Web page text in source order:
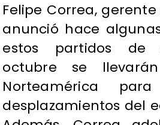
Felipe Correa,
anunció hace
estos partidos de
octubre se
Norteamérica
desplazamientos del